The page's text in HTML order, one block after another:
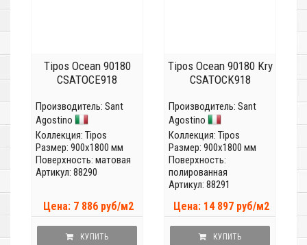
Tipos Ocean 90180
CSATOCE918
Производитель: Sant
Agostino
Коллекция: Tipos
Размер: 900x1800 мм
Поверхность: матовая
Артикул: 88290
Цена: 7 886 руб/м2
КУПИТЬ
Tipos Ocean 90180 Kry
CSATOCK918
Производитель: Sant
Agostino
Коллекция: Tipos
Размер: 900x1800 мм
Поверхность:
полированная
Артикул: 88291
Цена: 14 897 руб/м2
КУПИТЬ